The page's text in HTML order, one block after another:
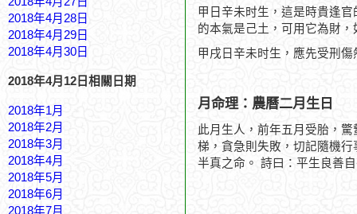
2018年4月28日
2018年4月29日
2018年4月30日
2018年4月12日相關日期
2018年1月
2018年2月
2018年3月
2018年4月
2018年5月
2018年6月
2018年7月
甲日辛未时生，這是時貴逢
的本氣是己土，可用它為財
甲戌日辛未时生，應先受刑
月命理：農曆二月生日
此月生人，前年五月受胎，
梯，貪急則失敗，切記隨機
半真之命。 詩曰：平生良善